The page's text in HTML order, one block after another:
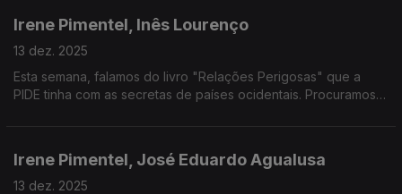
Irene Pimentel, Inês Lourenço
13 dez. 2025
Esta semana, falamos do livro "Relações Perigosas" que a
PIDE tinha com as secretas de países ocidentais. Procuramos
Irene Pimentel, José Eduardo Agualusa
13 dez. 2025